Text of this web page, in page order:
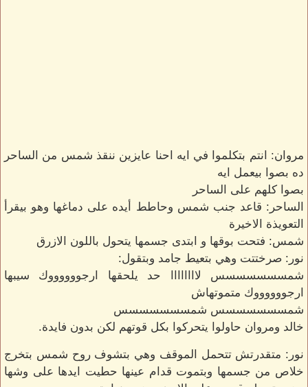
مروان: انتم بتكلموا في ايه احنا عايزين ننقذ شمس من الساحر
ده بصوا بيعمل ايه
بصوا كلهم على الساحر
الساحر: قاعد جنب شمس وحاطط أيده على دماغها وهو بيقرأ
التعويذة الاخيرة
شمس: فتحت بوقها و ابتدى جسمها يتحول باللون الازرق
نور: صرختتت وهي بتعيط جامد وبتقول:
شمسسسسسسس لاااااااا حد يلحقها ارجووووووك سيبها
ارجووووووك متموتهاش
شمسسسسسسس شمسسسسسسس
خالد ومروان حاولوا يتحركوا بكل قوتهم لكن بدون فايدة.
نور: متقدرتش تتحمل الموقف وهي بتشوف روح شمس بتخرج
خلاص من جسمها وبتموت قدام عينها حطيت ايدها على وشها